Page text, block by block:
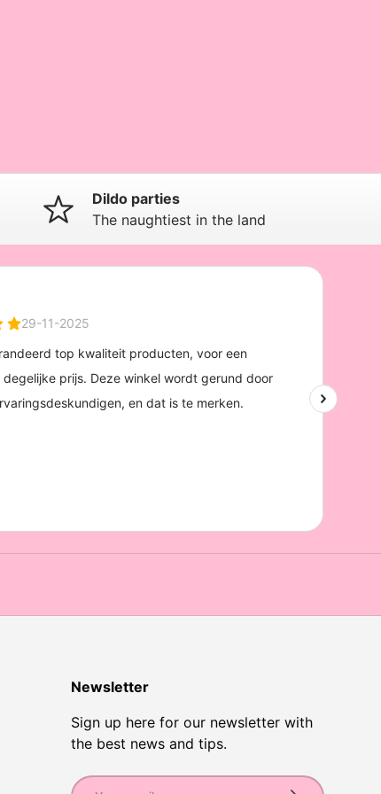
Dildo parties
The naughtiest in the land
Newsletter
Sign up here for our newsletter with
the best news and tips.
Email